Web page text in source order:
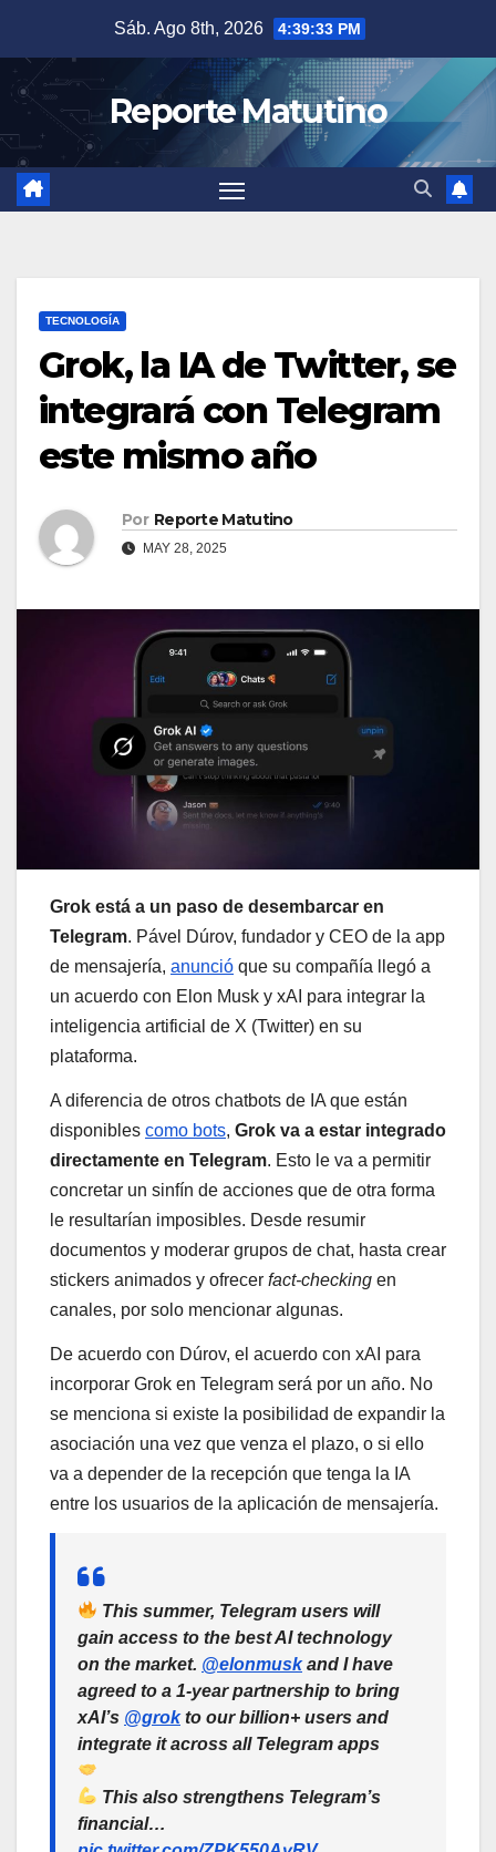
contenido
Sáb. Ago 8th, 2026 4:39:34 PM
Reporte Matutino
TECNOLOGÍA
Grok, la IA de Twitter, se
integrará con Telegram
este mismo año
Por Reporte Matutino
MAY 28, 2025
Grok está a un paso de desembarcar en
Telegram. Pável Dúrov, fundador y CEO de la app
de mensajería, anunció que su compañía llegó a
un acuerdo con Elon Musk y xAI para integrar la
inteligencia artificial de X (Twitter) en su
plataforma.
A diferencia de otros chatbots de IA que están
disponibles como bots, Grok va a estar integrado
directamente en Telegram. Esto le va a permitir
concretar un sinfín de acciones que de otra forma
le resultarían imposibles. Desde resumir
documentos y moderar grupos de chat, hasta crear
stickers animados y ofrecer fact-checking en
canales, por solo mencionar algunas.
De acuerdo con Dúrov, el acuerdo con xAI para
incorporar Grok en Telegram será por un año. No
se menciona si existe la posibilidad de expandir la
asociación una vez que venza el plazo, o si ello
va a depender de la recepción que tenga la IA
entre los usuarios de la aplicación de mensajería.
This summer, Telegram users will
gain access to the best AI technology
on the market. @elonmuskand I have
agreed to a 1-year partnership to bring
xAI’s @grokto our billion+ users and
integrate it across all Telegram apps
This also strengthens Telegram’s
financial…